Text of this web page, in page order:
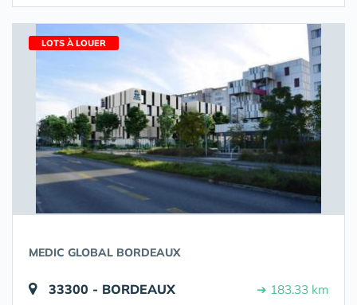
LOTS À LOUER
MEDIC GLOBAL BORDEAUX
33300 - BORDEAUX ➔ 183.33 km